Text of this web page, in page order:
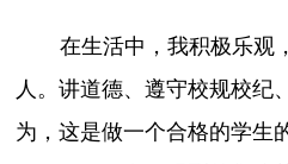
在生活中，我积极乐观
人。讲道德、遵守校规校纪
为，这是做一个合格的学生